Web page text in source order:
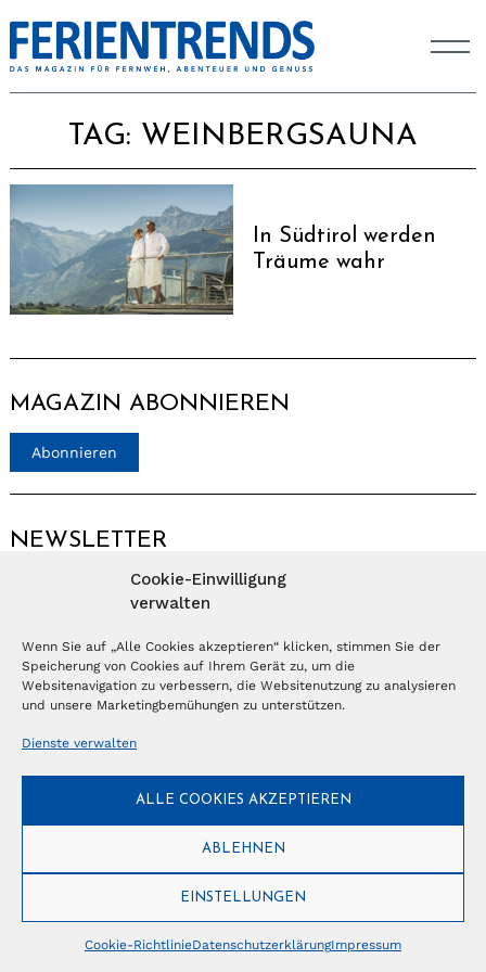
Cookie-Einwilligung
verwalten
Wenn Sie auf „Alle Cookies akzeptieren“ klicken, stimmen Sie der
Speicherung von Cookies auf Ihrem Gerät zu, um die
Websitenavigation zu verbessern, die Websitenutzung zu analysieren
und unsere Marketingbemühungen zu unterstützen.
Dienste verwalten
ALLE COOKIES AKZEPTIEREN
ABLEHNEN
EINSTELLUNGEN
Cookie-RichtlinieDatenschutzerklärungImpressum
TAG: WEINBERGSAUNA
In Südtirol werden
Träume wahr
MAGAZIN ABONNIEREN
Abonnieren
NEWSLETTER
© Copyright 2026 – Ferientrends // info@tlvg.ch// +41 31 300 30 85 //
Tourismus Lifestyle Verlag GmbH // Frohbergweg 1 - CH-3012 Bern //
Datenschutzerklärung//Impressum